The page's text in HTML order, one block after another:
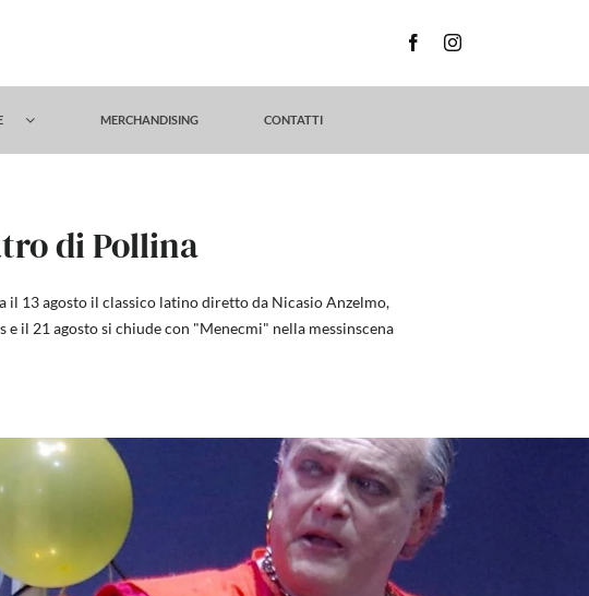
MERCHANDISING CONTATTI
di Pollina
il 13 agosto il classico latino diretto da Nicasio Anzelmo,
e il 21 agosto si chiude con "Menecmi" nella messinscena